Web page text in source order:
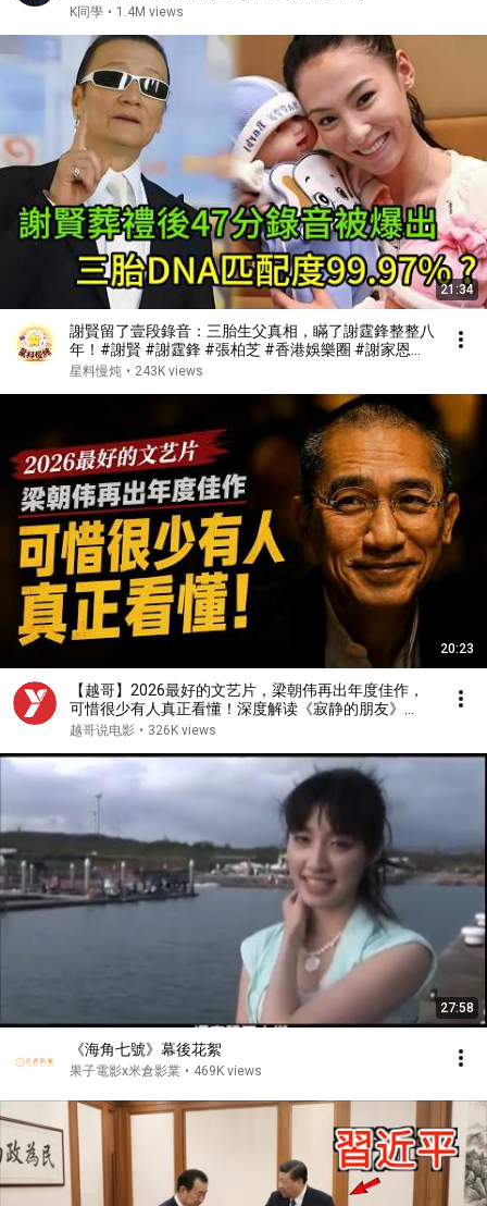
K同學 • 1.4M views
21:34
謝賢留了壹段錄音：三胎生父真相，瞞了謝霆鋒整整八
年！#謝賢 #謝霆鋒 #張柏芝 #香港娛樂圈 #謝家恩怨
#豪門秘辛 #娛樂八卦 #星料慢炖
星料慢炖 • 243K views
20:23
【越哥】2026最好的文艺片，梁朝伟再出年度佳作，
可惜很少有人真正看懂！深度解读《寂静的朋友》
Stiller Freund
越哥说电影 • 326K views
27:58
《海角七號》幕後花絮
果子電影x米倉影業 • 469K views